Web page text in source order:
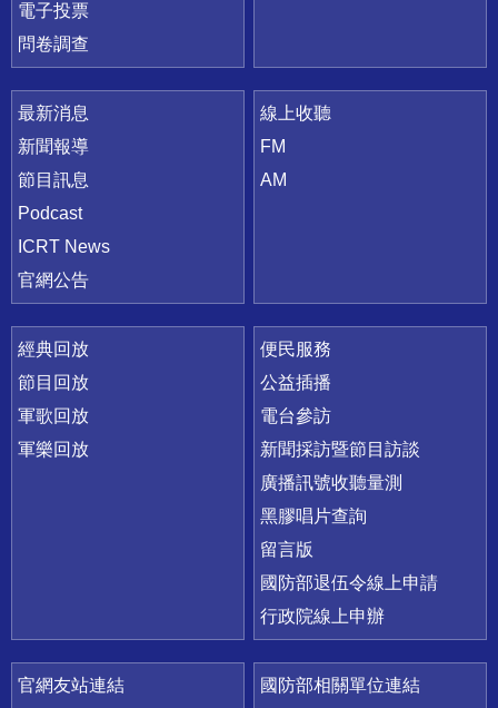
電子投票
問卷調查
最新消息
新聞報導
節目訊息
Podcast
ICRT News
官網公告
線上收聽
FM
AM
經典回放
節目回放
軍歌回放
軍樂回放
便民服務
公益插播
電台參訪
新聞採訪暨節目訪談
廣播訊號收聽量測
黑膠唱片查詢
留言版
國防部退伍令線上申請
行政院線上申辦
官網友站連結
國防部相關單位連結